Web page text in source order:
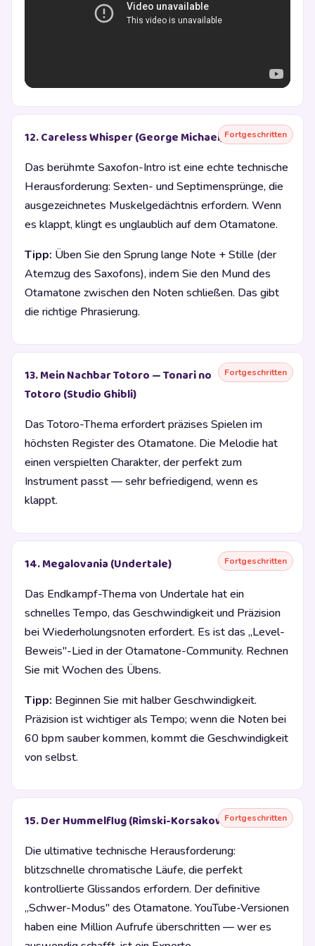
Fortgeschritten
12. Careless Whisper (George Michael)
Das berühmte Saxofon-Intro ist eine echte technische
Herausforderung: Sexten- und Septimensprünge, die
ausgezeichnetes Muskelgedächtnis erfordern. Wenn
es klappt, klingt es unglaublich auf dem Otamatone.
Tipp: Üben Sie den Sprung lange Note + Stille (der
Atemzug des Saxofons), indem Sie den Mund des
Otamatone zwischen den Noten schließen. Das gibt
die richtige Phrasierung.
Fortgeschritten
13. Mein Nachbar Totoro — Tonari no
Totoro (Studio Ghibli)
Das Totoro-Thema erfordert präzises Spielen im
höchsten Register des Otamatone. Die Melodie hat
einen verspielten Charakter, der perfekt zum
Instrument passt — sehr befriedigend, wenn es
klappt.
Fortgeschritten
14. Megalovania (Undertale)
Das Endkampf-Thema von Undertale hat ein
schnelles Tempo, das Geschwindigkeit und Präzision
bei Wiederholungsnoten erfordert. Es ist das „Level-
Beweis"-Lied in der Otamatone-Community. Rechnen
Sie mit Wochen des Übens.
Tipp: Beginnen Sie mit halber Geschwindigkeit.
Präzision ist wichtiger als Tempo; wenn die Noten bei
60 bpm sauber kommen, kommt die Geschwindigkeit
von selbst.
Fortgeschritten
15. Der Hummelflug (Rimski-Korsakow)
Die ultimative technische Herausforderung:
blitzschnelle chromatische Läufe, die perfekt
kontrollierte Glissandos erfordern. Der definitive
„Schwer-Modus" des Otamatone. YouTube-Versionen
haben eine Million Aufrufe überschritten — wer es